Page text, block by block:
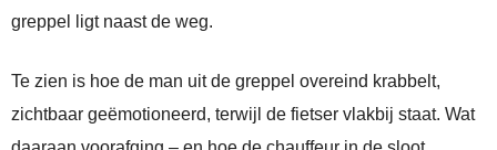
greppel ligt naast de weg.
Te zien is hoe de man uit de greppel overeind krabbelt,
zichtbaar geëmotioneerd, terwijl de fietser vlakbij staat. Wat